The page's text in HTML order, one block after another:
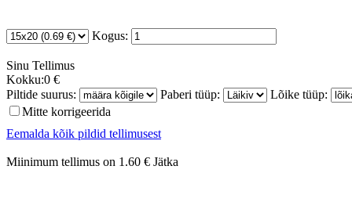
Kogus:
Sinu Tellimus
Kokku:0 €
Piltide suurus:
Paberi tüüp:
Lõike tüüp:
Mitte korrigeerida
Eemalda kõik pildid tellimusest
Miinimum tellimus on 1.60 € Jätka